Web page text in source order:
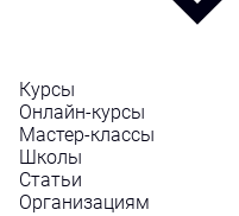
Курсы
Онлайн-курсы
Мастер-классы
Школы
Статьи
Организациям